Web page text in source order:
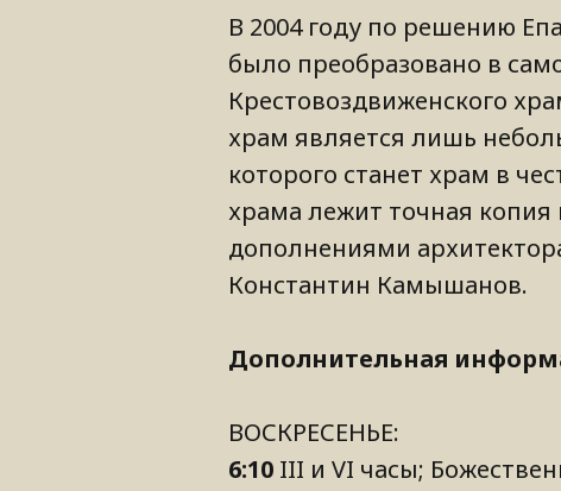
В 2004 году по решению
было преобразовано в
Крестовоздвиженского
храм является лишь
которого станет храм в
храма лежит точная копия
дополнениями
Константин Камышанов.
Дополнительная
ВОСКРЕСЕНЬЕ:
6:10 III и VI часы;